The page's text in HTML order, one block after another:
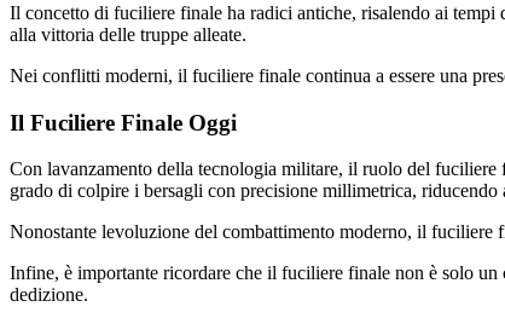
Il concetto di fuciliere finale ha radici antiche, risalendo ai
alla vittoria delle truppe alleate.
Nei conflitti moderni, il fuciliere finale continua a essere una
Il Fuciliere Finale Oggi
Con lavanzamento della tecnologia militare, il ruolo del fuciliere
grado di colpire i bersagli con precisione millimetrica,
Nonostante levoluzione del combattimento moderno, il fuciliere
Infine, è importante ricordare che il fuciliere finale non è solo
dedizione.